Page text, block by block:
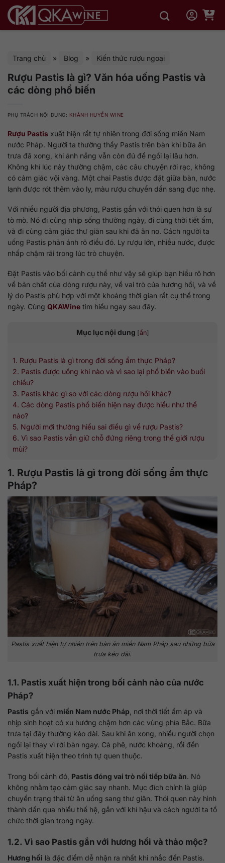
qua
Trang chủ » Blog » Kiến thức rượu ngoại
Rượu Pastis là gì? Văn hóa uống Pastis và
các dòng phổ biến
PHỤ TRÁCH NỘI DUNG: KHÁNH HUYỀN WINE
Rượu Pastis xuất hiện rất tự nhiên trong đời sống miền Nam
nước Pháp. Người ta thường thấy Pastis trên bàn khi bữa ăn
trưa đã xong, khi ánh nắng vẫn còn đủ để ngồi lại lâu hơn.
Không khí lúc này thường chậm, các câu chuyện rời rạc, không
có cảm giác vội vàng. Một chai Pastis được đặt giữa bàn, nước
lạnh được rót thêm vào ly, màu rượu chuyển dần sang đục nhẹ.
Với nhiều người địa phương, Pastis gắn với thói quen hơn là sự
tò mò. Nó đi cùng nhịp sống thường ngày, đi cùng thời tiết ấm,
và đi cùng cảm giác thư giãn sau khi đã ăn no. Cách người ta
uống Pastis phản ánh rõ điều đó. Ly rượu lớn, nhiều nước, được
nhấp chậm rãi trong lúc trò chuyện.
Đặt Pastis vào bối cảnh cụ thể như vậy sẽ giúp bạn hiểu rõ hơn
về bản chất của dòng rượu này, về vai trò của hương hồi, và về
lý do Pastis phù hợp với một khoảng thời gian rất cụ thể trong
ngày. Cùng QKAWine tìm hiểu ngay sau đây.
Mục lục nội dung [ẩn]
1. Rượu Pastis là gì trong đời sống ẩm thực Pháp?
2. Pastis được uống khi nào và vì sao lại phổ biến vào buổi
chiều?
3. Pastis khác gì so với các dòng rượu hồi khác?
4. Các dòng Pastis phổ biến hiện nay được hiểu như thế
nào?
5. Người mới thường hiểu sai điều gì về rượu Pastis?
6. Vì sao Pastis vẫn giữ chỗ đứng riêng trong thế giới rượu
mùi?
1. Rượu Pastis là gì trong đời sống ẩm thực
Pháp?
Pastis xuất hiện tự nhiên trên bàn ăn miền Nam Pháp sau những bữa
trưa kéo dài.
1.1. Pastis xuất hiện trong bối cảnh nào của nước
Pháp?
Pastis gắn với miền Nam nước Pháp, nơi thời tiết ấm áp và
nhịp sinh hoạt có xu hướng chậm hơn các vùng phía Bắc. Bữa
trưa tại đây thường kéo dài. Sau khi ăn xong, nhiều người chọn
ngồi lại thay vì rời bàn ngay. Cà phê, nước khoáng, rồi đến
Pastis xuất hiện theo trình tự quen thuộc.
Trong bối cảnh đó, Pastis đóng vai trò nối tiếp bữa ăn. Nó
không nhằm tạo cảm giác say nhanh. Mục đích chính là giúp
chuyển trạng thái từ ăn uống sang thư giãn. Thói quen này hình
thành dần qua nhiều thế hệ, gắn với khí hậu và cách người ta tổ
chức thời gian trong ngày.
1.2. Vì sao Pastis gắn với hương hồi và thảo mộc?
Hương hồi là đặc điểm dễ nhận ra nhất khi nhắc đến Pastis.